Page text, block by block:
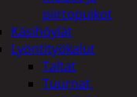
piirtopuikot
Käsihöylät
Lyöntityökalut
Taltat
Tuurnat,